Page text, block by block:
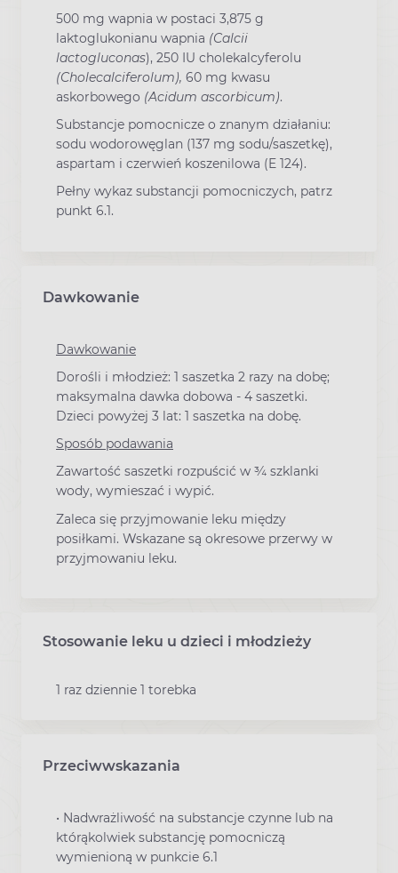
500 mg wapnia w postaci 3,875 g
laktoglukonianu wapnia (Calcii
lactogluconas), 250 IU cholekalcyferolu
(Cholecalciferolum), 60 mg kwasu
askorbowego (Acidum ascorbicum).
Substancje pomocnicze o znanym działaniu:
sodu wodorowęglan (137 mg sodu/saszetkę),
aspartam i czerwień koszenilowa (E 124).
Pełny wykaz substancji pomocniczych, patrz
punkt 6.1.
Dawkowanie
Dawkowanie
Dorośli i młodzież: 1 saszetka 2 razy na dobę;
maksymalna dawka dobowa - 4 saszetki.
Dzieci powyżej 3 lat: 1 saszetka na dobę.
Sposób podawania
Zawartość saszetki rozpuścić w ¾ szklanki
wody, wymieszać i wypić.
Zaleca się przyjmowanie leku między
posiłkami. Wskazane są okresowe przerwy w
przyjmowaniu leku.
Stosowanie leku u dzieci i młodzieży
1 raz dziennie 1 torebka
Przeciwwskazania
• Nadwrażliwość na substancje czynne lub na
którąkolwiek substancję pomocniczą
wymienioną w punkcie 6.1